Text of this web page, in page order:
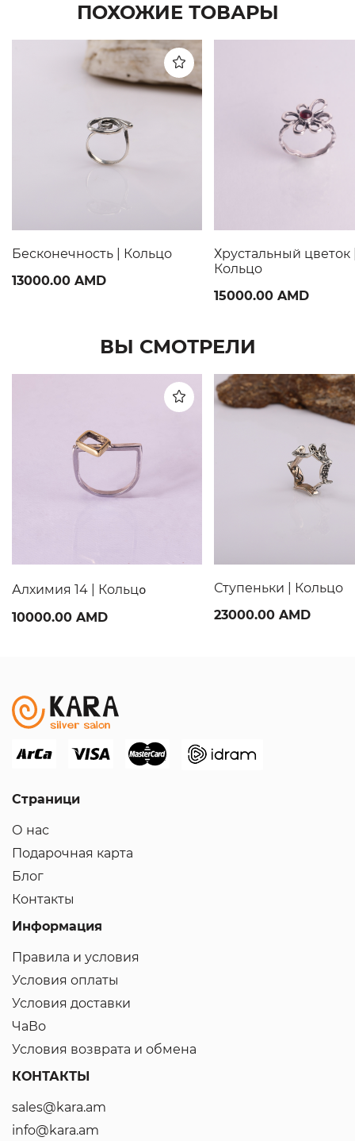
ПОХОЖИЕ ТОВАРЫ
Бесконечность | Кольцо
13000.00 AMD
Хрустальный цветок
Кольцo
15000.00 AMD
ВЫ СМОТРЕЛИ
Алхимия 14 | Кольцօ
10000.00 AMD
Ступеньки | Кольцо
23000.00 AMD
Страници
О нас
Подарочная карта
Блог
Контакты
Информация
Правила и условия
Условия оплаты
Условия доставки
ЧаВо
Условия возврата и обмена
КОНТАКТЫ
sales@kara.am
info@kara.am